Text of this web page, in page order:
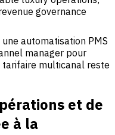
governance
automatisation PMS
manager pour
multicanal reste
et de
à la